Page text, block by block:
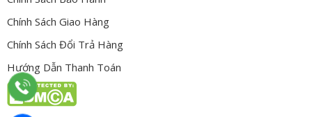
Chính Sách Giao Hàng
Chính Sách Đổi Trả Hàng
Hướng Dẫn Thanh Toán